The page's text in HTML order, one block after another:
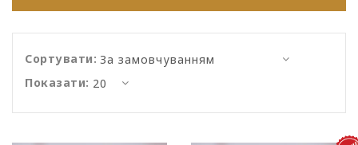
Сортувати:
Показати: